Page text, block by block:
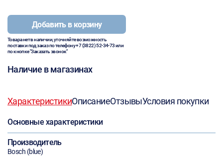
Добавить в корзину
Товара нет в наличии, уточняйте возможность
поставки под заказ по телефону+7 (3822) 52-34-73или
по кнопке "Заказать звонок"
Наличие в магазинах
ХарактеристикиОписаниеОтзывыУсловия покупки
Основные характеристики
Производитель
Bosch (blue)